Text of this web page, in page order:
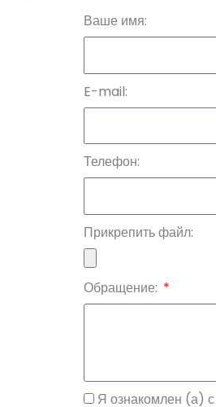
Ваше имя:
E-mail:
Телефон:
Прикрепить файл:
Обращение:
Я ознакомлен (а) с